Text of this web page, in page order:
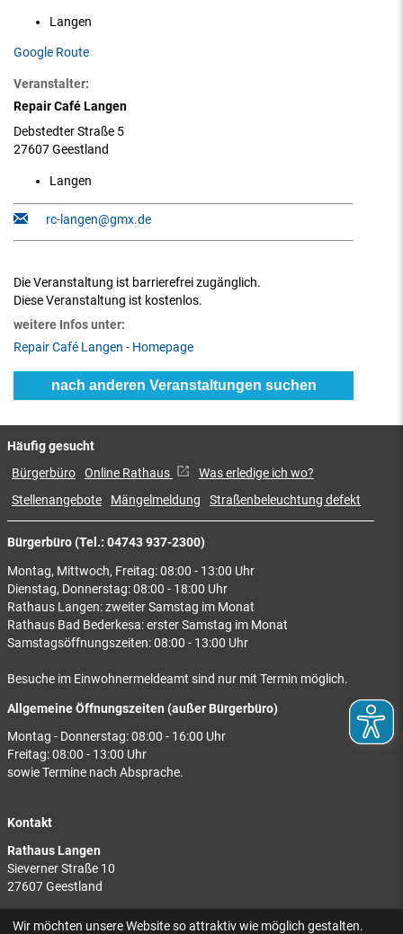
Langen
Google Route
Veranstalter:
Repair Café Langen
Debstedter Straße 5
27607 Geestland
Langen
rc-langen@gmx.de
Die Veranstaltung ist barrierefrei zugänglich.
Diese Veranstaltung ist kostenlos.
weitere Infos unter:
Repair Café Langen - Homepage
nach anderen Veranstaltungen suchen
Bürgerbüro (Tel.: 04743 937-2300)
Montag, Mittwoch, Freitag: 08:00 - 13:00 Uhr
Dienstag, Donnerstag: 08:00 - 18:00 Uhr
Rathaus Langen: zweiter Samstag im Monat
Rathaus Bad Bederkesa: erster Samstag im Monat
Samstagsöffnungszeiten: 08:00 - 13:00 Uhr
Besuche im Einwohnermeldeamt sind nur mit Termin möglich.
Allgemeine Öffnungszeiten (außer Bürgerbüro)
Montag - Donnerstag: 08:00 - 16:00 Uhr
Freitag: 08:00 - 13:00 Uhr
sowie Termine nach Absprache.
Kontakt
Rathaus Langen
Sieverner Straße 10
27607 Geestland
Rathaus Bad Bederkesa
Häufig gesucht
Bürgerbüro Online Rathaus
Was erledige ich wo?
Stellenangebote
Mängelmeldung Straßenbeleuchtung defekt
Wir möchten unsere Website so attraktiv wie möglich gestalten.